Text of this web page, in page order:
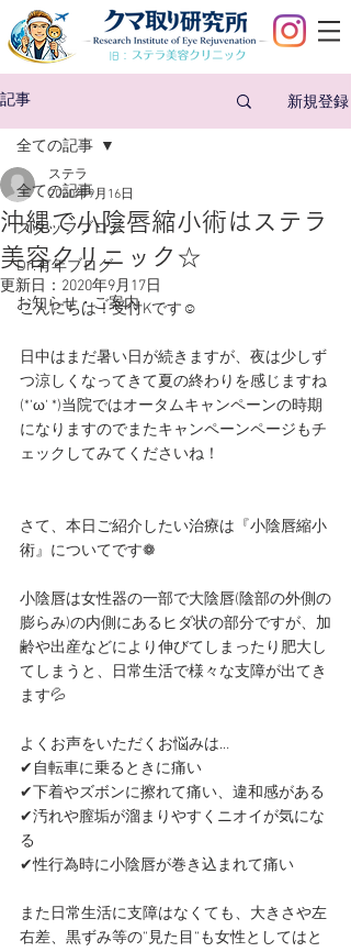
旧：
記事 新規登録
全ての記事
スタッフブログ
Dr.有年ブログ
お知らせ・ご案内
全ての記事
沖縄で小陰唇縮小術はステラ
美容クリニック☆
ステラ
2020年9月16日
更新日： 2020年9月17日
こんにちは！受付Kです☺
日中はまだ暑い日が続きますが、夜は少しず
つ涼しくなってきて夏の終わりを感じますね
(*‘ω‘ *)当院ではオータムキャンペーンの時期
になりますのでまたキャンペーンページもチ
ェックしてみてくださいね！
さて、本日ご紹介したい治療は『小陰唇縮小
術』についてです❁
小陰唇は女性器の一部で大陰唇(陰部の外側の
膨らみ)の内側にあるヒダ状の部分ですが、加
齢や出産などにより伸びてしまったり肥大し
てしまうと、日常生活で様々な支障が出てき
ます💦
よくお声をいただくお悩みは…
✔ 自転車に乗るときに痛い
✔下着やズボンに擦れて痛い、違和感がある
✔汚れや膣垢が溜まりやすくニオイが気にな
る
✔性行為時に小陰唇が巻き込まれて痛い
また日常生活に支障はなくても、大きさや左
右差、黒ずみ等の”見た目”も女性としてはと